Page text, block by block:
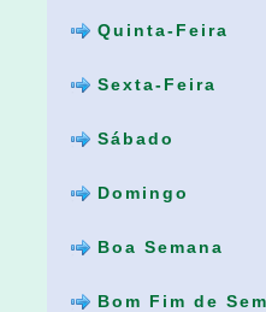
Quinta-Feira
Sexta-Feira
Sábado
Domingo
Boa Semana
Bom Fim de